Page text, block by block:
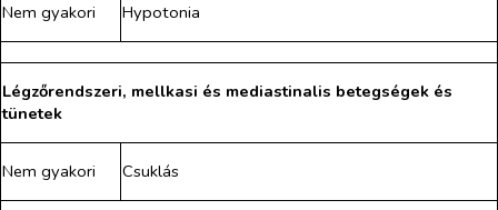
Nem gyakori Hypotonia
Légzőrendszeri, mellkasi és mediastinalis betegségek és
tünetek
Nem gyakori Csuklás